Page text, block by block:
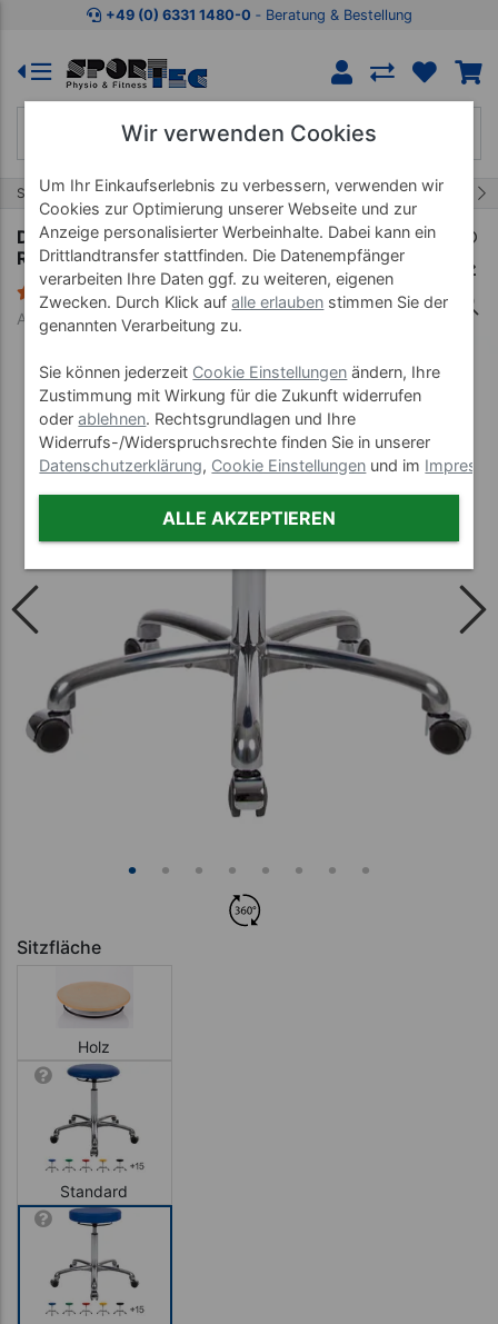
Zum Kaufbereich springen Zur Produktbeschreibung
+49 (0) 6331 1480-0 ‐ Beratung & Bestellung
Start Praxiseinrichtung Hocker Stühle Bänke 50/95
Drehhocker Exklusiv mit Komfort-Polster und
Rollen
21 Bewertungen
Art-Nr. 23538--01
Sitzfläche
Holz
Standard
Wir verwenden Cookies
Um Ihr Einkaufserlebnis zu verbessern, verwenden wir
Cookies zur Optimierung unserer Webseite und zur
Anzeige personalisierter Werbeinhalte. Dabei kann ein
Drittlandtransfer stattfinden. Die Datenempfänger
verarbeiten Ihre Daten ggf. zu weiteren, eigenen
Zwecken. Durch Klick aufalle erlauben stimmen Sie der
genannten Verarbeitung zu.
Sie können jederzeit Cookie Einstellungen ändern, Ihre
Zustimmung mit Wirkung für die Zukunft widerrufen
oderablehnen. Rechtsgrundlagen und Ihre
Widerrufs-/Widerspruchsrechte finden Sie in unserer
Datenschutzerklärung, Cookie Einstellungen und im
ALLE AKZEPTIEREN